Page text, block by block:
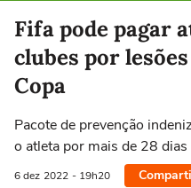
Selecione o time para ver
Fifa pode pagar
clubes por
Copa
Pacote de prevenção
o atleta por mais de 28 dias
6 dez 2022 - 19h20